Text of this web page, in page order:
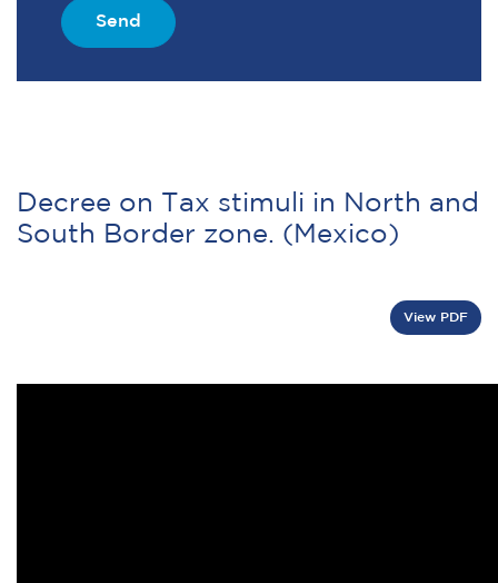
Send
Decree on Tax stimuli in North and
South Border zone. (Mexico)
View PDF